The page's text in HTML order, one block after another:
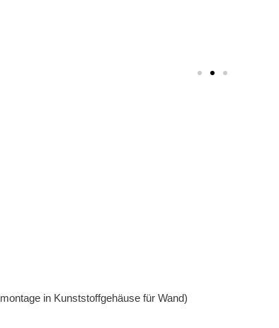
in Kunststoffgehäuse für Wand)